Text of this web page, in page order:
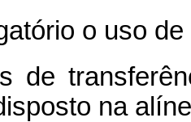
o uso
de
na